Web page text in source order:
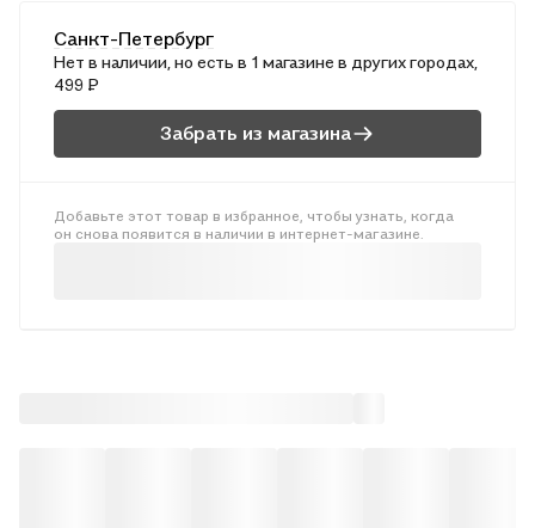
может быть использована и при работе по учебнику Н. Я.
Виленкина, В. И. Жохова, А. С. Чеснокова, С. И. Шварцбурда
отслеживать соответствие рассматриваемых тем). . .
Санкт-Петербург
Нет в наличии, но есть в 1 магазине в других городах,
499 ₽
Забрать из магазина
Добавьте этот товар в избранное, чтобы узнать, когда
он снова появится в наличии в интернет-магазине.